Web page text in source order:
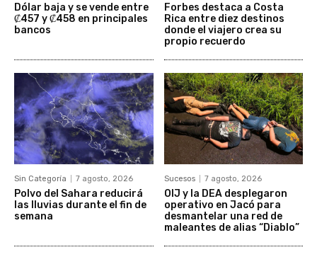
Dólar baja y se vende entre
₡457 y ₡458 en principales
bancos
Forbes destaca a Costa
Rica entre diez destinos
donde el viajero crea su
propio recuerdo
Sin Categoría 7 agosto, 2026
Polvo del Sahara reducirá
las lluvias durante el fin de
semana
Sucesos 7 agosto, 2026
OIJ y la DEA desplegaron
operativo en Jacó para
desmantelar una red de
maleantes de alias “Diablo”